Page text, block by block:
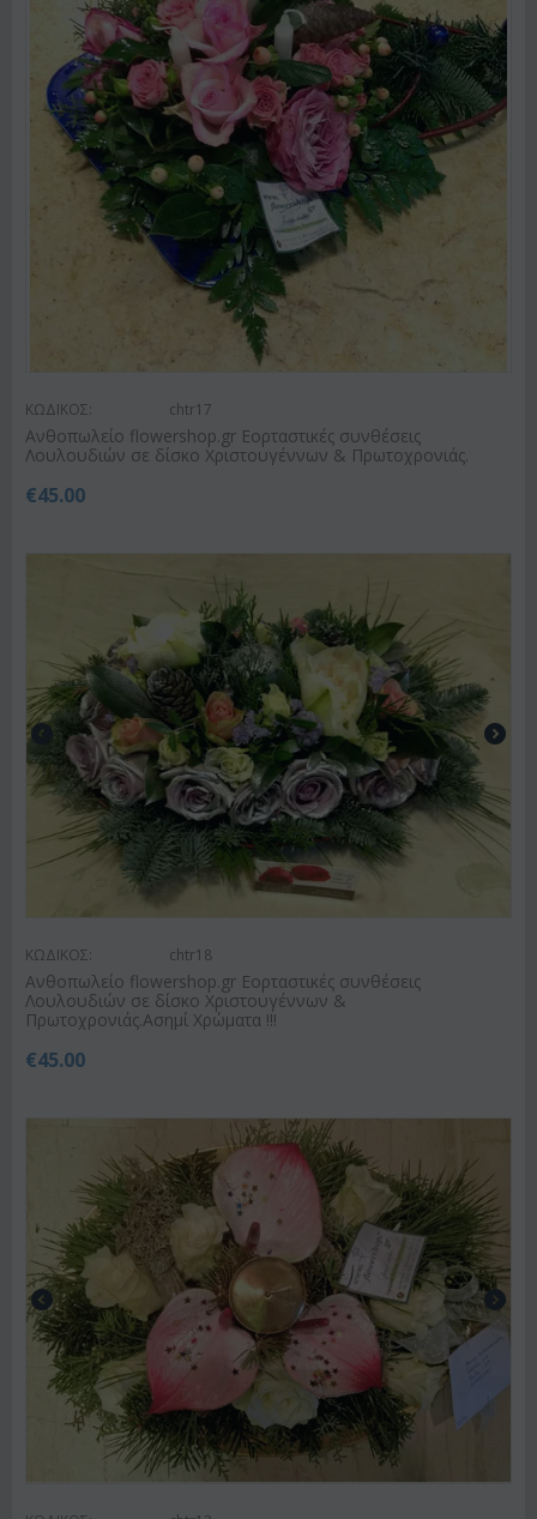
ΚΩΔΙΚΟΣ: chtr17
Ανθοπωλείο flowershop.gr Εορταστικές συνθέσεις
Λουλουδιών σε δίσκο Χριστουγέννων & Πρωτοχρονιάς.
€45.00
ΚΩΔΙΚΟΣ: chtr18
Ανθοπωλείο flowershop.gr Εορταστικές συνθέσεις
Λουλουδιών σε δίσκο Χριστουγέννων &
Πρωτοχρονιάς.Ασημί Χρώματα !!!
€45.00